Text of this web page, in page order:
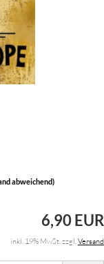
abweichend)
6,90 EUR
inkl. 19% MwSt. zzgl.Versand